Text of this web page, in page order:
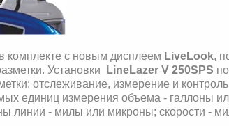
комплекте с новым дисплеем LiveLook,
Установки
LineLazer V250SPS
отслеживание, измерение и
единиц измерения объема - галлоны
линии - милы или микроны; скорости -